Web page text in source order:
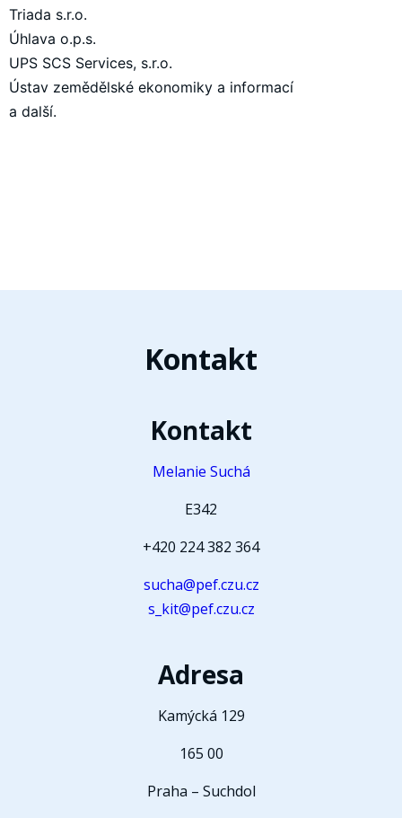
Triada s.r.o.
Úhlava o.p.s.
UPS SCS Services, s.r.o.
Ústav zemědělské ekonomiky a informací
a další.
Kontakt
Kontakt
Melanie Suchá
E342
+420 224 382 364
sucha@pef.czu.cz
s_kit@pef.czu.cz
Adresa
Kamýcká 129
165 00
Praha – Suchdol